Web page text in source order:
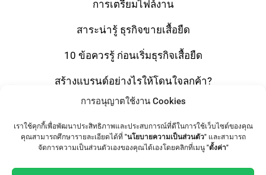
การอนุญาตใช้งาน Cookies
เราใช้คุกกี้เพื่อพัฒนาประสิทธิภาพและประสบการณ์ที่ดีในการใช้เว็บไซต์ของคุณ
คุณสามารถศึกษารายละเอียดได้ที่ "นโยบายความเป็นส่วนตัว"และสามารถ
จัดการความเป็นส่วนตัวเองของคุณได้เองโดยคลิกที่เมนู "ตั้งค่า"
การเตรียมไฟล์งาน
สาระน่ารู้ ธุรกิจขายเสื้อยืด
10 ข้อควรรู้ ก่อนเริ่มธุรกิจเสื้อยืด
สร้างแบรนด์อย่างไรให้โดนใจลูกค้า?
โปรโมทแบรนด์ง่ายๆ ด้วยกระเป๋าผ้าแคนวาส
มารู้จักกับ “ผ้า Cotton ” กันดีกว่า